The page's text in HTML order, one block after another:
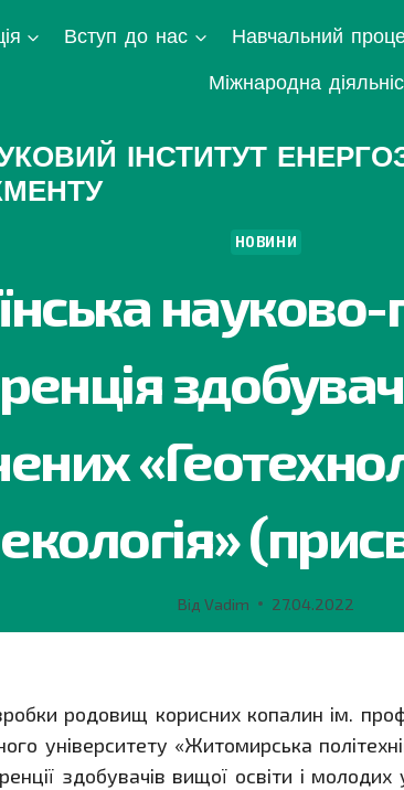
Вступ до нас Навчальний
Міжнародна
ІНСТИТУТ
НОВИНИ
Від Vadim 27.04.2022
родовищ корисних копалин ім.
університету «Житомирська
здобувачів вищої освіти і молодих